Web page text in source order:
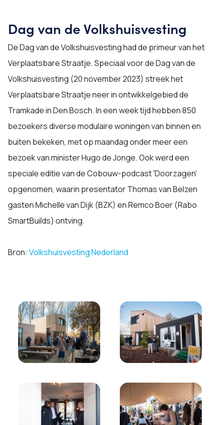
Dag van de Volkshuisvesting
De Dag van de Volkshuisvesting had de primeur van het
Verplaatsbare Straatje. Speciaal voor de Dag van de
Volkshuisvesting (20 november 2023) streek het
Verplaatsbare Straatje neer in ontwikkelgebied de
Tramkade in Den Bosch. In een week tijd hebben 850
bezoekers diverse modulaire woningen van binnen en
buiten bekeken, met op maandag onder meer een
bezoek van minister Hugo de Jonge. Ook werd een
speciale editie van de Cobouw-podcast 'Doorzagen'
opgenomen, waarin presentator Thomas van Belzen
gasten Michelle van Dijk (BZK) en Remco Boer (Rabo
SmartBuilds) ontving.
Bron: Volkshuisvesting Nederland